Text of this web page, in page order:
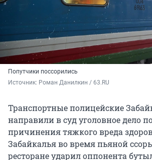
Попутчики поссорились
Источник: Роман Данилкин / 63.RU
Транспортные полицейские
направили в суд уголовное дело
причинения тяжкого вреда
Забайкалья во время пьяной
ресторане ударил оппонента